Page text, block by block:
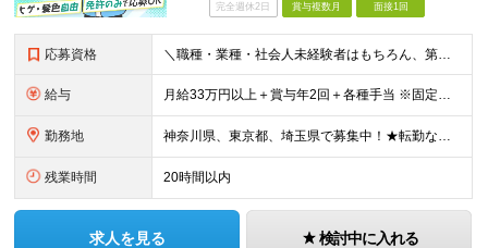
完全週休2日 賞与複数月 面接1回
応募資格 ＼職種・業種・社会人未経験者はもちろん、第二新卒も歓迎！／ ■学歴不問 ■転職回数不問 ■普通自動車免許をお持ちの方
給与 月給33万円以上＋賞与年2回＋各種手当 ※固定残業代（月42時間／7万7171円～）含む。 超過分は別途全額支給します。 ※試用期間（6ヶ月）があります。 その間の給与・待遇に差異はありません。
勤務地 神奈川県、東京都、埼玉県で募集中！★転勤なし ※希望を考慮し、決定 ※転居を伴う転勤なし ＜神奈川＞ ■横浜本社：横浜市西区久保町27-19 ■港南営業所：横浜市港南区日野中央1-15-2 ■平塚営
残業時間 20時間以内
求人を見る 検討中に入れる